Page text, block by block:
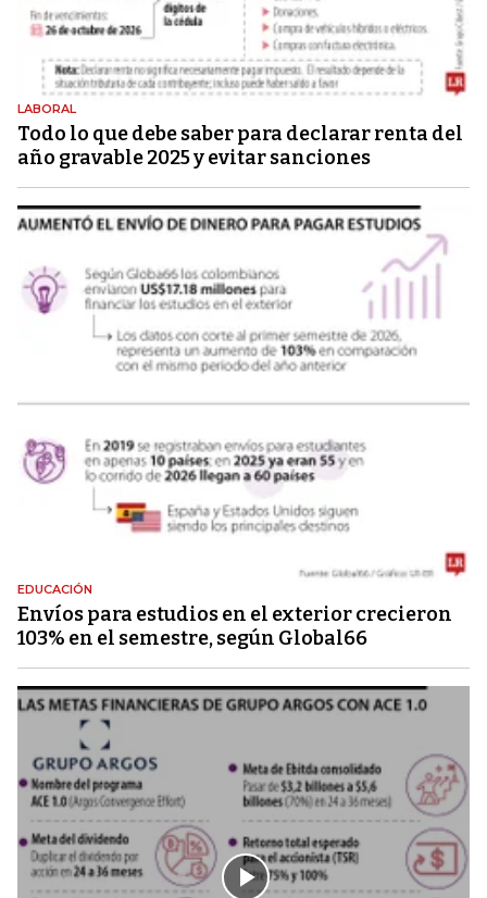
LABORAL
Todo lo que debe saber para declarar renta del
año gravable 2025 y evitar sanciones
EDUCACIÓN
Envíos para estudios en el exterior crecieron
103% en el semestre, según Global66